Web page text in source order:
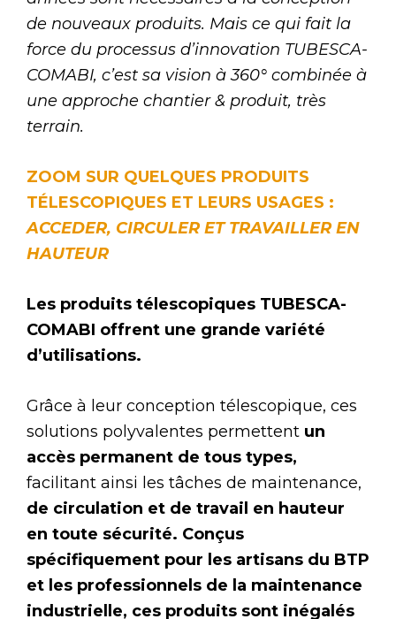
de nouveaux produits. Mais ce qui fait la
force du processus d’innovation TUBESCA-
COMABI, c’est sa vision à 360° combinée à
une approche chantier & produit, très
terrain.
ZOOM SUR QUELQUES PRODUITS
TÉLESCOPIQUES ET LEURS USAGES :
ACCEDER, CIRCULER ET TRAVAILLER EN
HAUTEUR
Les produits télescopiques TUBESCA-
COMABI offrent une grande variété
d’utilisations.
Grâce à leur conception télescopique, ces
solutions polyvalentes permettent un
accès permanent de tous types,
facilitant ainsi les tâches de maintenance,
de circulation et de travail en hauteur
en toute sécurité. Conçus
spécifiquement pour les artisans du BTP
et les professionnels de la maintenance
industrielle, ces produits sont inégalés